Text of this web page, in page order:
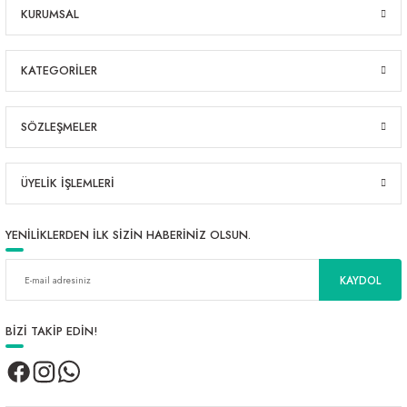
4.749,05 ₺
KURUMSAL
KATEGORİLER
SÖZLEŞMELER
ÜYELİK İŞLEMLERİ
YENİLİKLERDEN İLK SİZİN HABERİNİZ OLSUN.
KAYDOL
BİZİ TAKİP EDİN!